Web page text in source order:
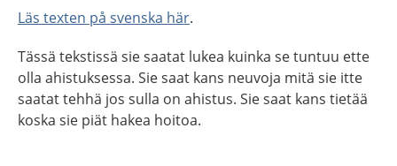
Läs texten på svenska här.
Tässä tekstissä sie saatat lukea kuinka se tuntuu ette
olla ahistuksessa. Sie saat kans neuvoja mitä sie itte
saatat tehhä jos sulla on ahistus. Sie saat kans tietää
koska sie piät hakea hoitoa.